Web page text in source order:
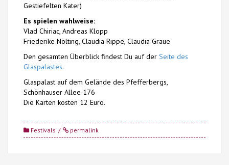
Gestiefelten Kater)
Es spielen wahlweise:
Vlad Chiriac, Andreas Klopp
Friederike Nölting, Claudia Rippe, Claudia Graue
Den gesamten Überblick findest Du auf der Seite des
Glaspalastes.
Glaspalast auf dem Gelände des Pfefferbergs,
Schönhauser Allee 176
Die Karten kosten 12 Euro.
Festivals permalink